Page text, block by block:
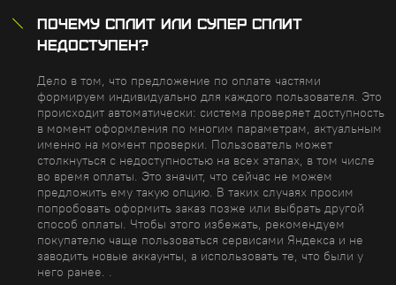
ПОЧЕМУ СПЛИТ ИЛИ СУПЕР СПЛИТ
НЕДОСТУПЕН?
Дело в том, что предложение по оплате частями
формируем индивидуально для каждого пользователя. Это
происходит автоматически: система проверяет доступность
в момент оформления по многим параметрам, актуальным
именно на момент проверки. Пользователь может
столкнуться с недоступностью на всех этапах, в том числе
во время оплаты. Это значит, что сейчас не можем
предложить ему такую опцию. В таких случаях просим
попробовать оформить заказ позже или выбрать другой
способ оплаты. Чтобы этого избежать, рекомендуем
покупателю чаще пользоваться сервисами Яндекса и не
заводить новые аккаунты, а использовать те, что были у
него ранее. .